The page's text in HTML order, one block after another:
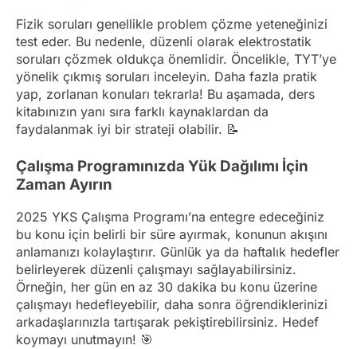
Fizik soruları genellikle problem çözme yeteneğinizi
test eder. Bu nedenle, düzenli olarak elektrostatik
soruları çözmek oldukça önemlidir. Öncelikle, TYT’ye
yönelik çıkmış soruları inceleyin. Daha fazla pratik
yap, zorlanan konuları tekrarla! Bu aşamada, ders
kitabınızın yanı sıra farklı kaynaklardan da
faydalanmak iyi bir strateji olabilir. 📝
Çalışma Programınızda Yük Dağılımı İçin
Zaman Ayırın
2025 YKS Çalışma Programı’na entegre edeceğiniz
bu konu için belirli bir süre ayırmak, konunun akışını
anlamanızı kolaylaştırır. Günlük ya da haftalık hedefler
belirleyerek düzenli çalışmayı sağlayabilirsiniz.
Örneğin, her gün en az 30 dakika bu konu üzerine
çalışmayı hedefleyebilir, daha sonra öğrendiklerinizi
arkadaşlarınızla tartışarak pekiştirebilirsiniz. Hedef
koymayı unutmayın! 🎯